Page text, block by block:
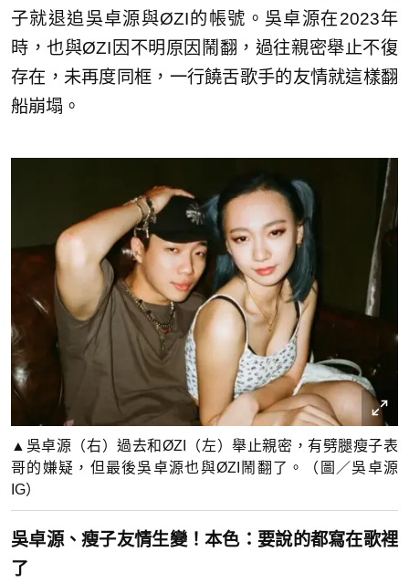
子就退追吳卓源與ØZI的帳號。吳卓源在2023年
時，也與ØZI因不明原因鬧翻，過往親密舉止不復
存在，未再度同框，一行饒舌歌手的友情就這樣翻
船崩塌。
▲吳卓源（右）過去和ØZI（左）舉止親密，有劈腿瘦子表
哥的嫌疑，但最後吳卓源也與ØZI鬧翻了。（圖／吳卓源
IG）
吳卓源、瘦子友情生變！本色：要說的都寫在歌裡
了